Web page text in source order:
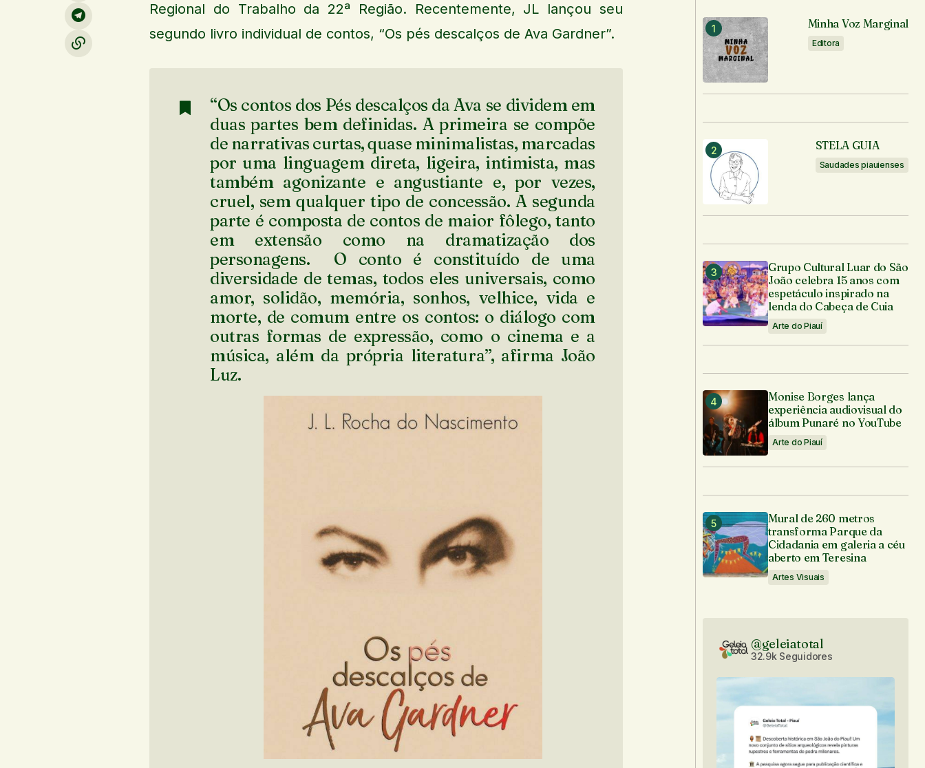
Regional do Trabalho da 22ª Região. Recentemente, JL lançou seu
segundo livro individual de contos, “Os pés descalços de Ava Gardner”.
“Os contos dos Pés descalços da Ava se dividem em
duas partes bem definidas. A primeira se compõe
de narrativas curtas, quase minimalistas, marcadas
por uma linguagem direta, ligeira, intimista, mas
também agonizante e angustiante e, por vezes,
cruel, sem qualquer tipo de concessão. A segunda
parte é composta de contos de maior fôlego, tanto
em extensão como na dramatização dos
personagens. O conto é constituído de uma
diversidade de temas, todos eles universais, como
amor, solidão, memória, sonhos, velhice, vida e
morte, de comum entre os contos: o diálogo com
outras formas de expressão, como o cinema e a
música, além da própria literatura”, afirma João
Luz.
Minha Voz Marginal
Editora
STELA GUIA
Saudades piauienses
Grupo Cultural Luar do São
João celebra 15 anos com
espetáculo inspirado na
lenda do Cabeça de Cuia
Arte do Piauí
Monise Borges lança
experiência audiovisual do
álbum Punaré no YouTube
Arte do Piauí
Mural de 260 metros
transforma Parque da
Cidadania em galeria a céu
aberto em Teresina
Artes Visuais
@geleiatotal
32.9k Seguidores